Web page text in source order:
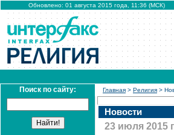
Обновлено: 01 августа 2015 года, 11:36 (МСК)
Поиск по сайту: Главная > Религия >
Новости
23 июля 2015